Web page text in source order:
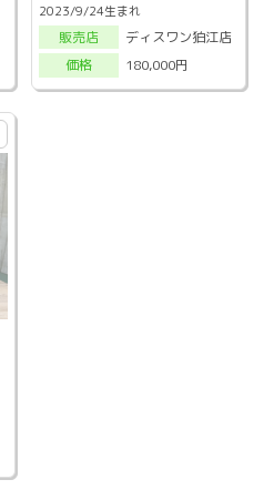
2023/9/24生まれ
販売店
ディスワン狛江店
価格
180,000円